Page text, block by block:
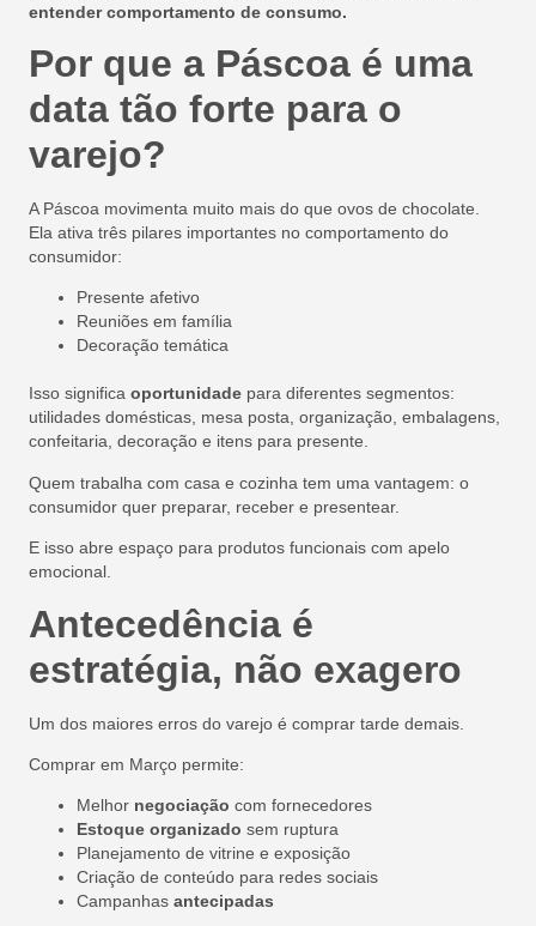
entender comportamento de consumo.
Por que a Páscoa é uma
data tão forte para o
varejo?
A Páscoa movimenta muito mais do que ovos de chocolate.
Ela ativa três pilares importantes no comportamento do
consumidor:
Presente afetivo
Reuniões em família
Decoração temática
Isso significa oportunidade para diferentes segmentos:
utilidades domésticas, mesa posta, organização, embalagens,
confeitaria, decoração e itens para presente.
Quem trabalha com casa e cozinha tem uma vantagem: o
consumidor quer preparar, receber e presentear.
E isso abre espaço para produtos funcionais com apelo
emocional.
Antecedência é
estratégia, não exagero
Um dos maiores erros do varejo é comprar tarde demais.
Comprar em Março permite:
Melhor negociação com fornecedores
Estoque organizado sem ruptura
Planejamento de vitrine e exposição
Criação de conteúdo para redes sociais
Campanhas antecipadas